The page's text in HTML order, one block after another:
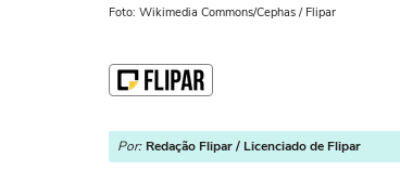
Foto: Wikimedia Commons/Cephas / Flipar
Por: Redação Flipar / Licenciado de Flipar